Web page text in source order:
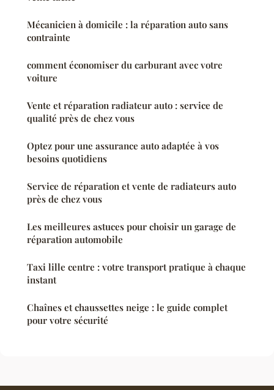
Mécanicien à domicile : la réparation auto sans
contrainte
comment économiser du carburant avec votre
voiture
Vente et réparation radiateur auto : service de
qualité près de chez vous
Optez pour une assurance auto adaptée à vos
besoins quotidiens
Service de réparation et vente de radiateurs auto
près de chez vous
Les meilleures astuces pour choisir un garage de
réparation automobile
Taxi lille centre : votre transport pratique à chaque
instant
Chaînes et chaussettes neige : le guide complet
pour votre sécurité